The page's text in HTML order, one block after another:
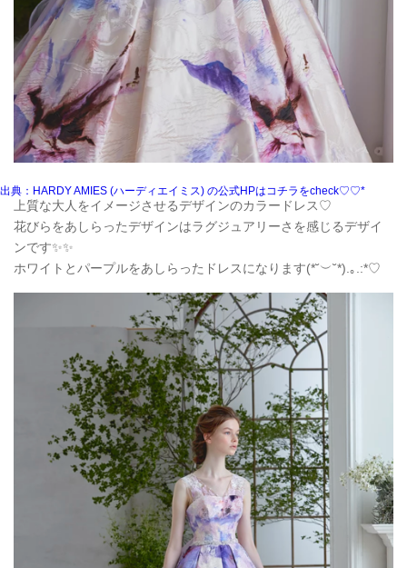
出典：HARDY AMIES (ハーディエイミス) の公式HPはコチラをcheck♡♡*
上質な大人をイメージさせるデザインのカラードレス♡
花びらをあしらったデザインはラグジュアリーさを感じるデザイ
ンです✨✨
ホワイトとパープルをあしらったドレスになります(*˘︶˘*).｡.:*♡